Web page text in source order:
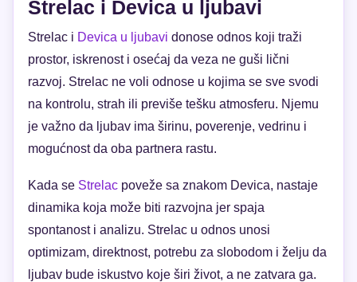
Strelac i Devica u ljubavi
Strelac i Devica u ljubavi donose odnos koji traži
prostor, iskrenost i osećaj da veza ne guši lični
razvoj. Strelac ne voli odnose u kojima se sve svodi
na kontrolu, strah ili previše tešku atmosferu. Njemu
je važno da ljubav ima širinu, poverenje, vedrinu i
mogućnost da oba partnera rastu.
Kada se Strelac poveže sa znakom Devica, nastaje
dinamika koja može biti razvojna jer spaja
spontanost i analizu. Strelac u odnos unosi
optimizam, direktnost, potrebu za slobodom i želju da
ljubav bude iskustvo koje širi život, a ne zatvara ga.